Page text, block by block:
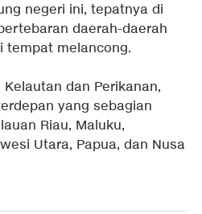
negeri ini, tepatnya di
daerah-daerah
tempat melancong.
dan Perikanan,
yang sebagian
Riau, Maluku,
Utara, Papua, dan Nusa